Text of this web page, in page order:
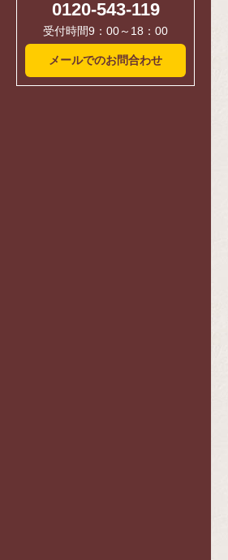
0120-543-119
受付時間9：00～18：00
メールでのお問合わせ